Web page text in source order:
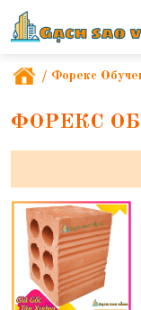
/ Форекс
ФОРЕКС